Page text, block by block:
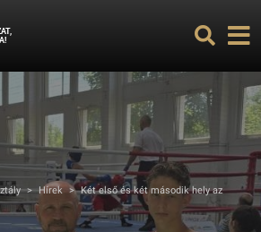
> Hírek > Két első és két második hely az